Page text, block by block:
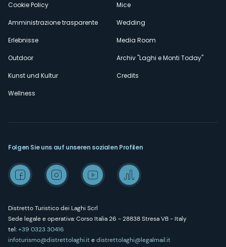
Cookie Policy
Amministrazione trasparente
Erlebnisse
Outdoor
Kunst und Kultur
Wellness
Mice
Wedding
Media Room
Archiv "Laghi e Monti Today"
Credits
Distretto Turistico dei Laghi Scrl
Sede legale e operativa: Corso Italia 26 - 28838 Stresa VB - Italy
tel:+39 0323 30416
infoturismo@distrettolaghi.itedistrettolaghi@legalmail.it
Folgen Sie uns auf unseren sozialen Profilen